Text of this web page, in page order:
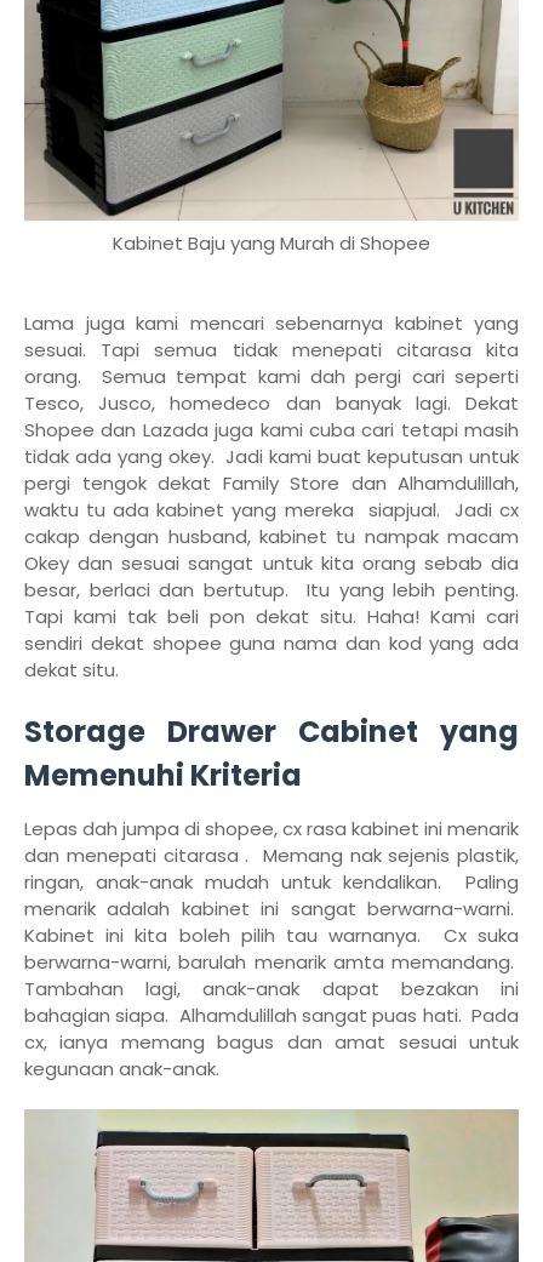
Kabinet Baju yang Murah di Shopee
Lama juga kami mencari sebenarnya kabinet yang
sesuai. Tapi semua tidak menepati citarasa kita
orang. Semua tempat kami dah pergi cari seperti
Tesco, Jusco, homedeco dan banyak lagi. Dekat
Shopee dan Lazada juga kami cuba cari tetapi masih
tidak ada yang okey. Jadi kami buat keputusan untuk
pergi tengok dekat Family Store dan Alhamdulillah,
waktu tu ada kabinet yang mereka siapjual. Jadi cx
cakap dengan husband, kabinet tu nampak macam
Okey dan sesuai sangat untuk kita orang sebab dia
besar, berlaci dan bertutup. Itu yang lebih penting.
Tapi kami tak beli pon dekat situ. Haha! Kami cari
sendiri dekat shopee guna nama dan kod yang ada
dekat situ.
Storage Drawer Cabinet yang
Memenuhi Kriteria
Lepas dah jumpa di shopee, cx rasa kabinet ini menarik
dan menepati citarasa . Memang nak sejenis plastik,
ringan, anak-anak mudah untuk kendalikan. Paling
menarik adalah kabinet ini sangat berwarna-warni.
Kabinet ini kita boleh pilih tau warnanya. Cx suka
berwarna-warni, barulah menarik amta memandang.
Tambahan lagi, anak-anak dapat bezakan ini
bahagian siapa. Alhamdulillah sangat puas hati. Pada
cx, ianya memang bagus dan amat sesuai untuk
kegunaan anak-anak.